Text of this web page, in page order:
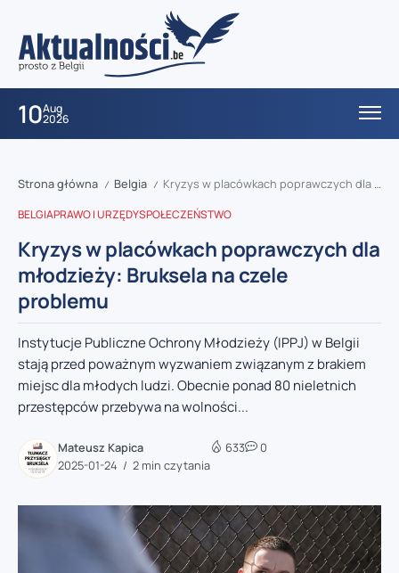
10Aug
2026
Strona główna / Belgia / Kryzys w placówkach poprawczych dla młodzieży: Bruksela na czele problemu
BELGIAPRAWO I URZĘDYSPOŁECZEŃSTWO
Kryzys w placówkach poprawczych dla
młodzieży: Bruksela na czele
problemu
Instytucje Publiczne Ochrony Młodzieży (IPPJ) w Belgii
stają przed poważnym wyzwaniem związanym z brakiem
miejsc dla młodych ludzi. Obecnie ponad 80 nieletnich
przestępców przebywa na wolności...
Mateusz Kapica
2025-01-24
2 min czytania
633 0